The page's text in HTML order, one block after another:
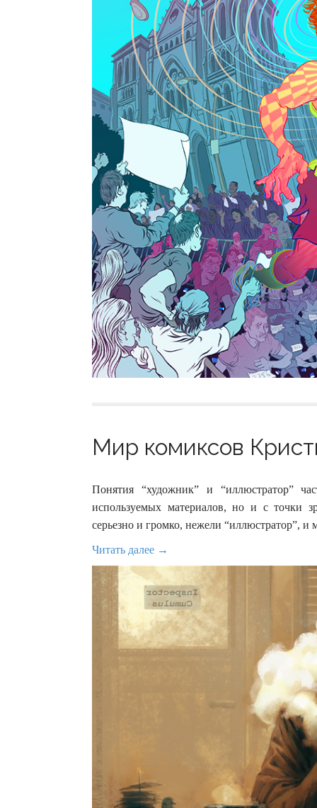
Мир комиксов
Понятия “художник” и “иллюстратор”
используемых материалов, но и с точки
серьезно и громко, нежели “иллюстратор”,
Читать далее →